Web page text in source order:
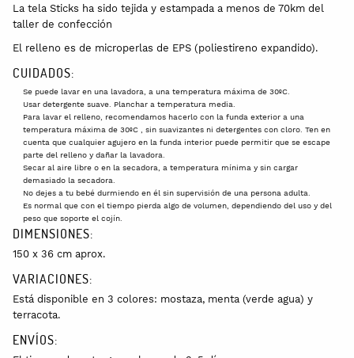
La tela Sticks ha sido tejida y estampada a menos de 70km del
taller de confección
El relleno es de microperlas de EPS (poliestireno expandido).
CUIDADOS:
Se puede lavar en una lavadora, a una temperatura máxima de 30ºC.
Usar detergente suave. Planchar a temperatura media.
Para lavar el relleno, recomendamos hacerlo con la funda exterior a una
temperatura máxima de 30ºC , sin suavizantes ni detergentes con cloro. Ten en
cuenta que cualquier agujero en la funda interior puede permitir que se escape
parte del relleno y dañar la lavadora.
Secar al aire libre o en la secadora, a temperatura mínima y sin cargar
demasiado la secadora.
No dejes a tu bebé durmiendo en él sin supervisión de una persona adulta.
Es normal que con el tiempo pierda algo de volumen, dependiendo del uso y del
peso que soporte el cojín.
DIMENSIONES:
150 x 36 cm aprox.
VARIACIONES:
Está disponible en 3 colores: mostaza, menta (verde agua) y
terracota.
ENVÍOS: